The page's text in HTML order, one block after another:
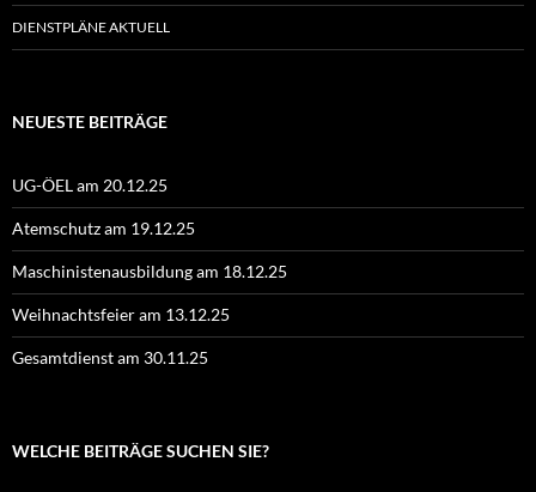
DIENSTPLÄNE AKTUELL
NEUESTE BEITRÄGE
UG-ÖEL am 20.12.25
Atemschutz am 19.12.25
Maschinistenausbildung am 18.12.25
Weihnachtsfeier am 13.12.25
Gesamtdienst am 30.11.25
WELCHE BEITRÄGE SUCHEN SIE?